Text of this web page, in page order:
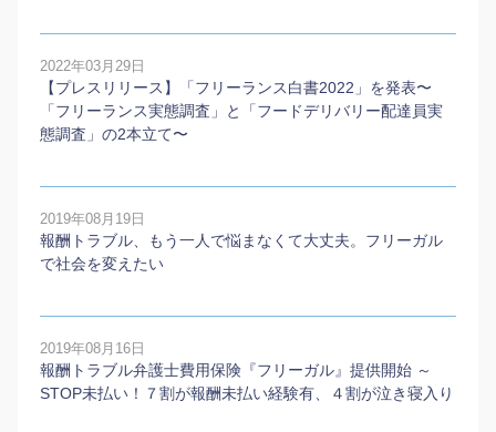
2022年03月29日
【プレスリリース】「フリーランス白書2022」を発表〜
「フリーランス実態調査」と「フードデリバリー配達員実
態調査」の2本⽴て〜
2019年08月19日
報酬トラブル、もう一人で悩まなくて大丈夫。フリーガル
で社会を変えたい
2019年08月16日
報酬トラブル弁護士費用保険『フリーガル』提供開始 ～
STOP未払い！７割が報酬未払い経験有、４割が泣き寝入り